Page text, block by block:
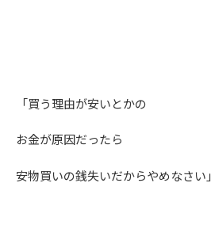
「買う理由が安いとかの
お金が原因だったら
安物買いの銭失いだからやめなさい」